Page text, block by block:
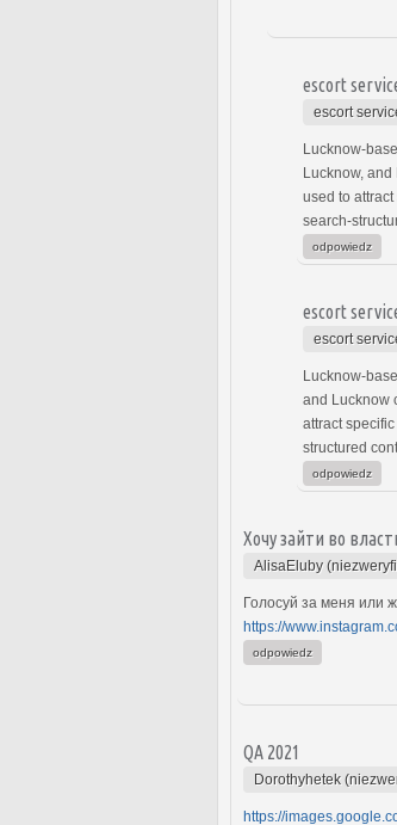
escort
escort
Lucknow-
Lucknow, and
used to
search-
odpowiedz
escort
escort
Lucknow-
and Lucknow
attract
structured
odpowiedz
Хочу зайти во
AlisaEluby
Голосуй за меня или
https://
odpowiedz
QA 2021
Dorothyhetek
https://